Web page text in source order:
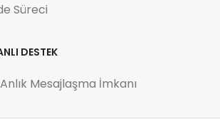
Süreci
DESTEK
Mesajlaşma İmkanı